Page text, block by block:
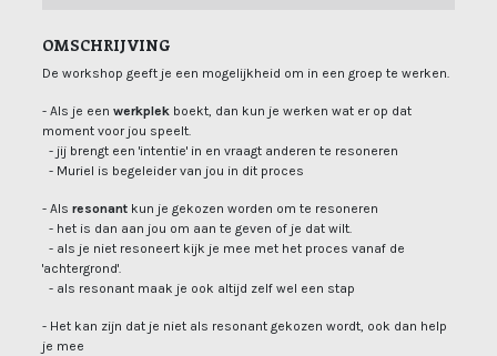
OMSCHRIJVING
De workshop geeft je een mogelijkheid om in een groep te werken.
- Als je een werkplek boekt, dan kun je werken wat er op dat
moment voor jou speelt.
- jij brengt een 'intentie' in en vraagt anderen te resoneren
- Muriel is begeleider van jou in dit proces
- Als resonant kun je gekozen worden om te resoneren
- het is dan aan jou om aan te geven of je dat wilt.
- als je niet resoneert kijk je mee met het proces vanaf de
'achtergrond'.
- als resonant maak je ook altijd zelf wel een stap
- Het kan zijn dat je niet als resonant gekozen wordt, ook dan help
je mee